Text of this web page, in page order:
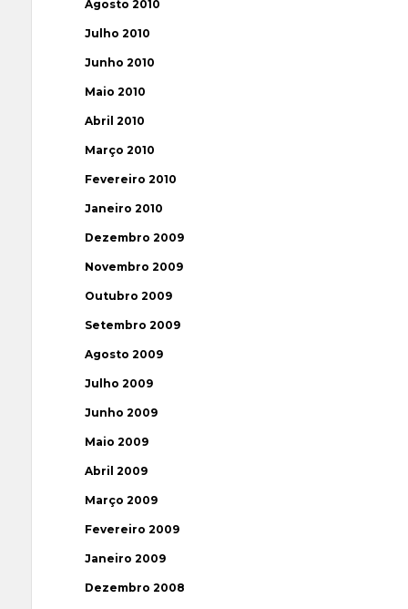
Agosto 2010
Julho 2010
Junho 2010
Maio 2010
Abril 2010
Março 2010
Fevereiro 2010
Janeiro 2010
Dezembro 2009
Novembro 2009
Outubro 2009
Setembro 2009
Agosto 2009
Julho 2009
Junho 2009
Maio 2009
Abril 2009
Março 2009
Fevereiro 2009
Janeiro 2009
Dezembro 2008